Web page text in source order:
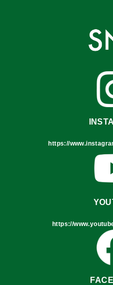
https://
https://